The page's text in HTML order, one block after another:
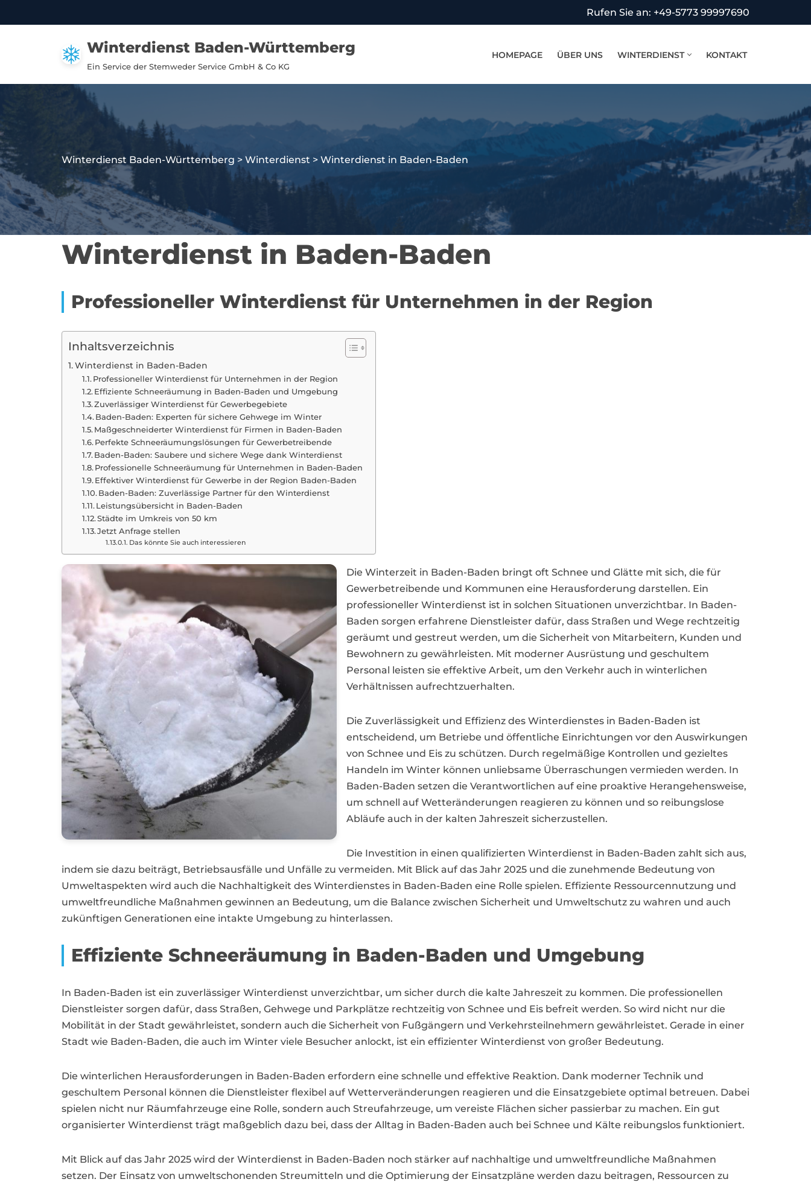
Rufen Sie an: +49-5773 99997690
Winterdienst Baden-Württemberg
Ein Service der Stemweder Service GmbH & Co KG
HOMEPAGE ÜBER UNS WINTERDIENST KONTAKT
Winterdienst Baden-Württemberg > Winterdienst > Winterdienst in Baden-Baden
Winterdienst in Baden-Baden
Professioneller Winterdienst für Unternehmen in der Region
Inhaltsverzeichnis
Winterdienst in Baden-Baden
Professioneller Winterdienst für Unternehmen in der Region
Effiziente Schneeräumung in Baden-Baden und Umgebung
Zuverlässiger Winterdienst für Gewerbegebiete
Baden-Baden: Experten für sichere Gehwege im Winter
Maßgeschneiderter Winterdienst für Firmen in Baden-Baden
Perfekte Schneeräumungslösungen für Gewerbetreibende
Baden-Baden: Saubere und sichere Wege dank Winterdienst
Professionelle Schneeräumung für Unternehmen in Baden-Baden
Effektiver Winterdienst für Gewerbe in der Region Baden-Baden
Baden-Baden: Zuverlässige Partner für den Winterdienst
Leistungsübersicht in Baden-Baden
Städte im Umkreis von 50 km
Jetzt Anfrage stellen
Das könnte Sie auch interessieren
Die Winterzeit in Baden-Baden bringt oft Schnee und Glätte mit sich, die für
Gewerbetreibende und Kommunen eine Herausforderung darstellen. Ein
professioneller Winterdienst ist in solchen Situationen unverzichtbar. In Baden-
Baden sorgen erfahrene Dienstleister dafür, dass Straßen und Wege rechtzeitig
geräumt und gestreut werden, um die Sicherheit von Mitarbeitern, Kunden und
Bewohnern zu gewährleisten. Mit moderner Ausrüstung und geschultem
Personal leisten sie effektive Arbeit, um den Verkehr auch in winterlichen
Verhältnissen aufrechtzuerhalten.
Die Zuverlässigkeit und Effizienz des Winterdienstes in Baden-Baden ist
entscheidend, um Betriebe und öffentliche Einrichtungen vor den Auswirkungen
von Schnee und Eis zu schützen. Durch regelmäßige Kontrollen und gezieltes
Handeln im Winter können unliebsame Überraschungen vermieden werden. In
Baden-Baden setzen die Verantwortlichen auf eine proaktive Herangehensweise,
um schnell auf Wetteränderungen reagieren zu können und so reibungslose
Abläufe auch in der kalten Jahreszeit sicherzustellen.
Die Investition in einen qualifizierten Winterdienst in Baden-Baden zahlt sich aus,
indem sie dazu beiträgt, Betriebsausfälle und Unfälle zu vermeiden. Mit Blick auf das Jahr 2025 und die zunehmende Bedeutung von
Umweltaspekten wird auch die Nachhaltigkeit des Winterdienstes in Baden-Baden eine Rolle spielen. Effiziente Ressourcennutzung und
umweltfreundliche Maßnahmen gewinnen an Bedeutung, um die Balance zwischen Sicherheit und Umweltschutz zu wahren und auch
zukünftigen Generationen eine intakte Umgebung zu hinterlassen.
Effiziente Schneeräumung in Baden-Baden und Umgebung
In Baden-Baden ist ein zuverlässiger Winterdienst unverzichtbar, um sicher durch die kalte Jahreszeit zu kommen. Die professionellen
Dienstleister sorgen dafür, dass Straßen, Gehwege und Parkplätze rechtzeitig von Schnee und Eis befreit werden. So wird nicht nur die
Mobilität in der Stadt gewährleistet, sondern auch die Sicherheit von Fußgängern und Verkehrsteilnehmern gewährleistet. Gerade in einer
Stadt wie Baden-Baden, die auch im Winter viele Besucher anlockt, ist ein effizienter Winterdienst von großer Bedeutung.
Die winterlichen Herausforderungen in Baden-Baden erfordern eine schnelle und effektive Reaktion. Dank moderner Technik und
geschultem Personal können die Dienstleister flexibel auf Wetterveränderungen reagieren und die Einsatzgebiete optimal betreuen. Dabei
spielen nicht nur Räumfahrzeuge eine Rolle, sondern auch Streufahrzeuge, um vereiste Flächen sicher passierbar zu machen. Ein gut
organisierter Winterdienst trägt maßgeblich dazu bei, dass der Alltag in Baden-Baden auch bei Schnee und Kälte reibungslos funktioniert.
Mit Blick auf das Jahr 2025 wird der Winterdienst in Baden-Baden noch stärker auf nachhaltige und umweltfreundliche Maßnahmen
setzen. Der Einsatz von umweltschonenden Streumitteln und die Optimierung der Einsatzpläne werden dazu beitragen, Ressourcen zu